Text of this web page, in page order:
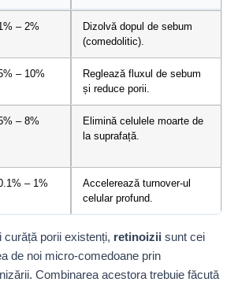
– 2%
Dizolvă dopul de sebum
(comedolitic).
– 10%
Reglează fluxul de sebum
și reduce porii.
– 8%
Elimină celulele moarte de
la suprafață.
– 1%
Accelerează turnover-ul
celular profund.
curăță porii existenți, retinoizii sunt cei
de noi micro-comedoane prin
Combinarea acestora trebuie făcută